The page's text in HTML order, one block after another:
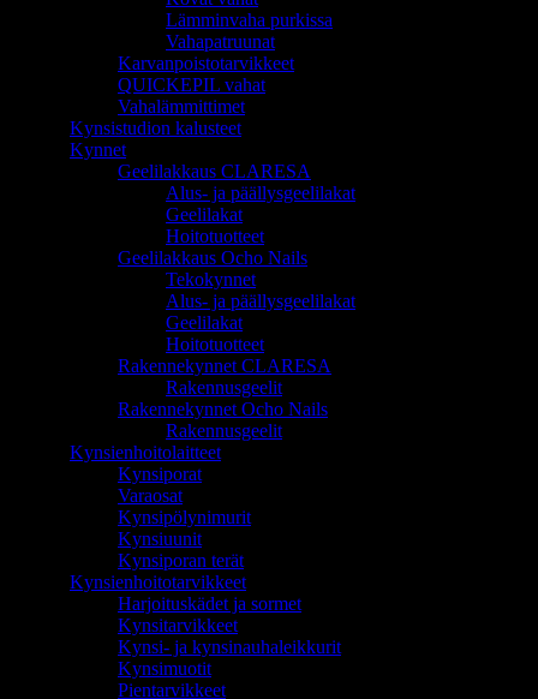
Lämminvaha purkissa
Vahapatruunat
Karvanpoistotarvikkeet
QUICKEPIL vahat
Vahalämmittimet
Kynsistudion kalusteet
Kynnet
Geelilakkaus CLARESA
Alus- ja päällysgeelilakat
Geelilakat
Hoitotuotteet
Geelilakkaus Ocho Nails
Tekokynnet
Alus- ja päällysgeelilakat
Geelilakat
Hoitotuotteet
Rakennekynnet CLARESA
Rakennusgeelit
Rakennekynnet Ocho Nails
Rakennusgeelit
Kynsienhoitolaitteet
Kynsiporat
Varaosat
Kynsipölynimurit
Kynsiuunit
Kynsiporan terät
Kynsienhoitotarvikkeet
Harjoituskädet ja sormet
Kynsitarvikkeet
Kynsi- ja kynsinauhaleikkurit
Kynsimuotit
Pientarvikkeet